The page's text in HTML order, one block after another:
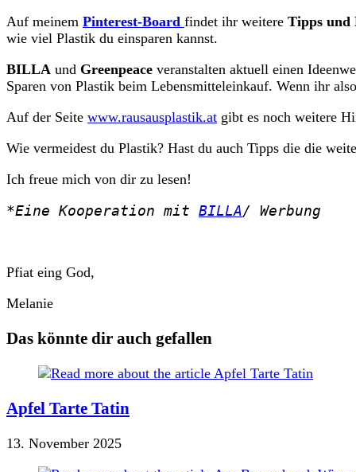
Auf meinem Pinterest-Board findet ihr weitere Tipps und
wie viel Plastik du einsparen kannst.
BILLA und Greenpeace veranstalten aktuell einen
Sparen von Plastik beim Lebensmitteleinkauf. Wenn ihr
Auf der Seite www.rausausplastik.at gibt es noch weitere
Wie vermeidest du Plastik? Hast du auch Tipps die die
Ich freue mich von dir zu lesen!
*Eine Kooperation mit BILLA/ Werbung
Pfiat eing God,
Melanie
Das könnte dir auch gefallen
Apfel Tarte Tatin
13. November 2025